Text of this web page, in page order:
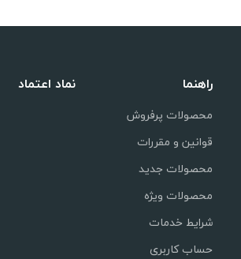
راهنما
محصولات پرفروش
قوانین و مقررات
محصولات جدید
محصولات ویژه
شرایط خدمات
حساب کاربری
نماد اعتماد